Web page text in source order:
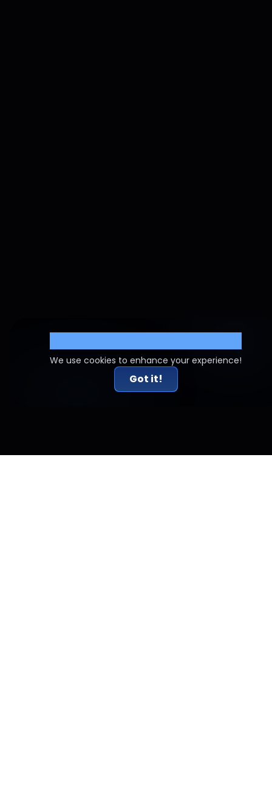
We use cookies to enhance your experience!
Got it!